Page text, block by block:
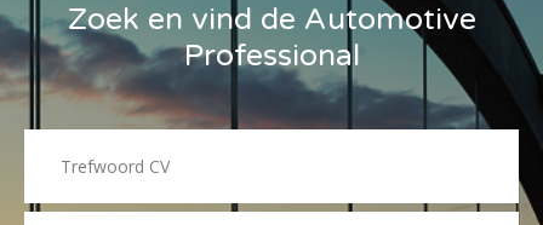
Zoek en vind de Automotive
Professional